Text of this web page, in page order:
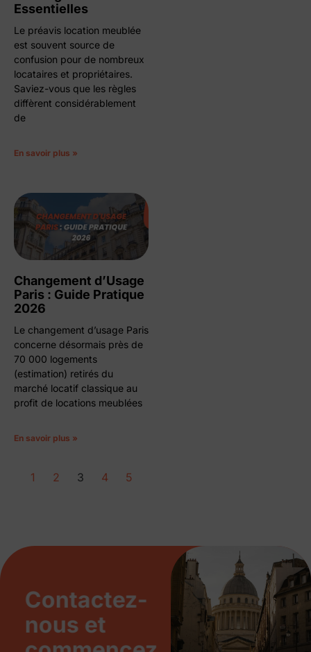
Essentielles
Le préavis location meublée
est souvent source de
confusion pour de nombreux
locataires et propriétaires.
Saviez-vous que les règles
diffèrent considérablement
de
En savoir plus »
Changement d’Usage
Paris : Guide Pratique
2026
Le changement d’usage Paris
concerne désormais près de
70 000 logements
(estimation) retirés du
marché locatif classique au
profit de locations meublées
En savoir plus »
1 2 3 4 5
Contactez-
nous et